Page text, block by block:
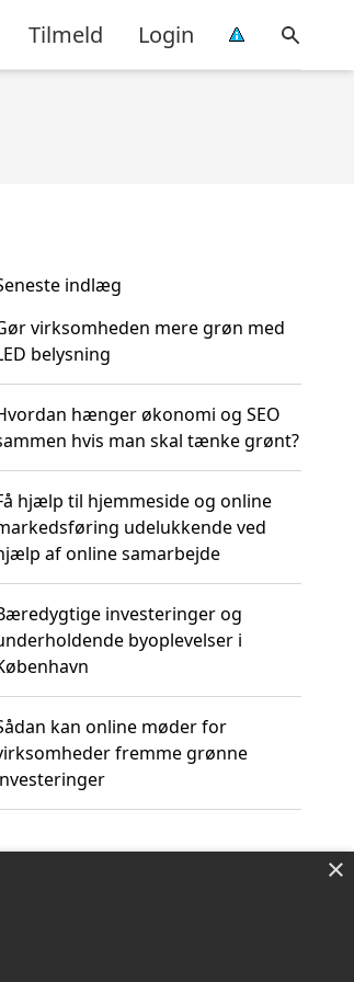
Tilmeld Login
indlæg
virksomheden mere grøn med
belysning
hænger økonomi og SEO
hvis man skal tænke grønt?
hjælp til hjemmeside og online
udelukkende ved
af online samarbejde
investeringer og
byoplevelser i
kan online møder for
fremme grønne
×